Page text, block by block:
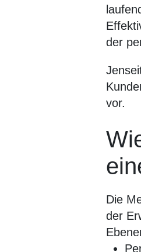
der
vor.
Die
der